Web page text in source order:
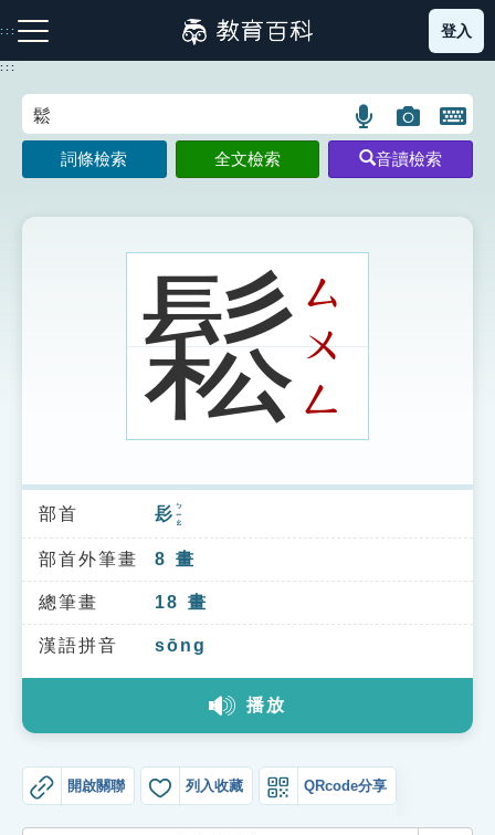
到
主
:::
注音索引圖示 筆畫索引圖示 部首索引表圖示
索引選單
知識索引
單字索引
生命大百科索引
教學應用
登入
:::
語
言
搜
示
圖
片
搜
開
鍵
圖
詞條檢索 全文檢索 音讀檢索
鬆ㄙ
ㄨ
ㄥ
部首 髟 ㄅㄧㄠ
部首外筆畫 8 畫
總筆畫 18 畫
漢語拼音 sōng
播放
開啟關聯 列入收藏 QRcode分享